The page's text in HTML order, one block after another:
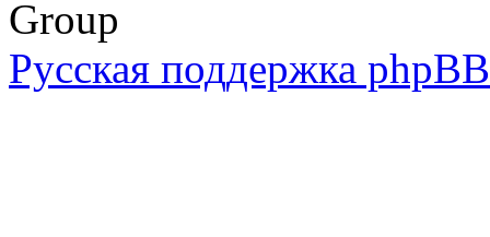
Group
Русская поддержка phpBB